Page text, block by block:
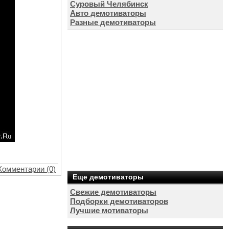
(0)
Суровый Челябинск
Авто демотиваторы
Разные демотиваторы
Еще демотиваторы
Свежие демотиваторы
Подборки демотиваторов
Лучшие мотиваторы